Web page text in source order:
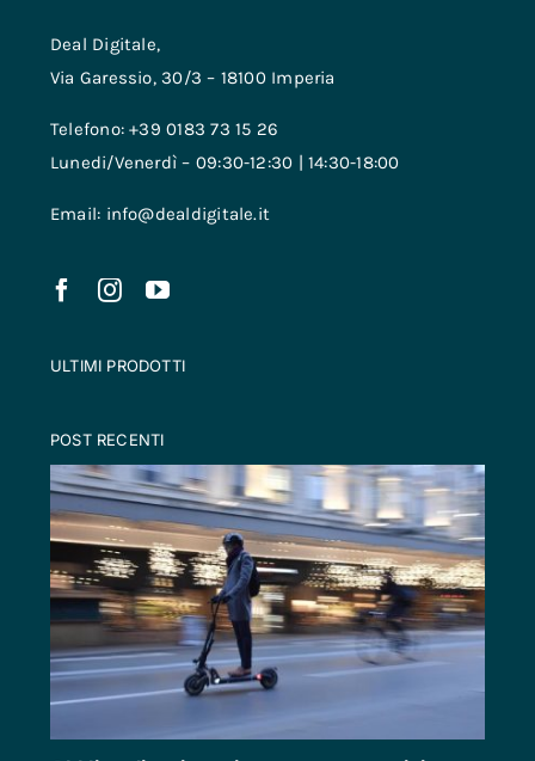
Deal Digitale,
Via Garessio, 30/3 – 18100 Imperia
Telefono: +39 0183 73 15 26
Lunedi/Venerdì – 09:30-12:30 | 14:30-18:00
Email: info@dealdigitale.it
ULTIMI PRODOTTI
POST RECENTI